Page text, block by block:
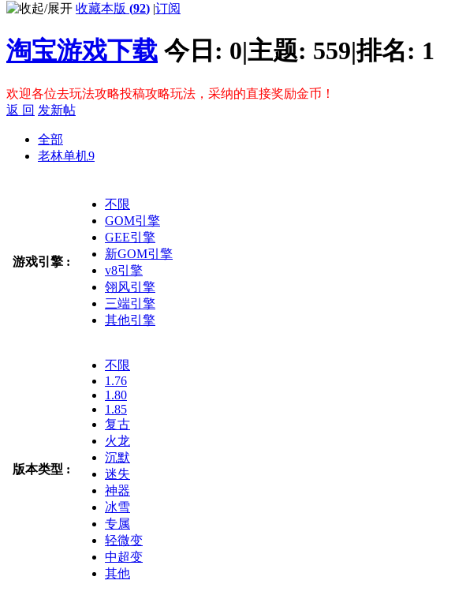
收藏本版 (92) |订阅
淘宝游戏下载 今日: 0|主题: 559|排名: 1
欢迎各位去玩法攻略投稿攻略玩法，采纳的直接奖励金币！
返 回 发新帖
全部
老林单机9
游戏引擎 :
不限
GOM引擎
GEE引擎
新GOM引擎
v8引擎
翎风引擎
三端引擎
其他引擎
版本类型 :
不限
1.76
1.80
1.85
复古
火龙
沉默
迷失
神器
冰雪
专属
轻微变
中超变
其他